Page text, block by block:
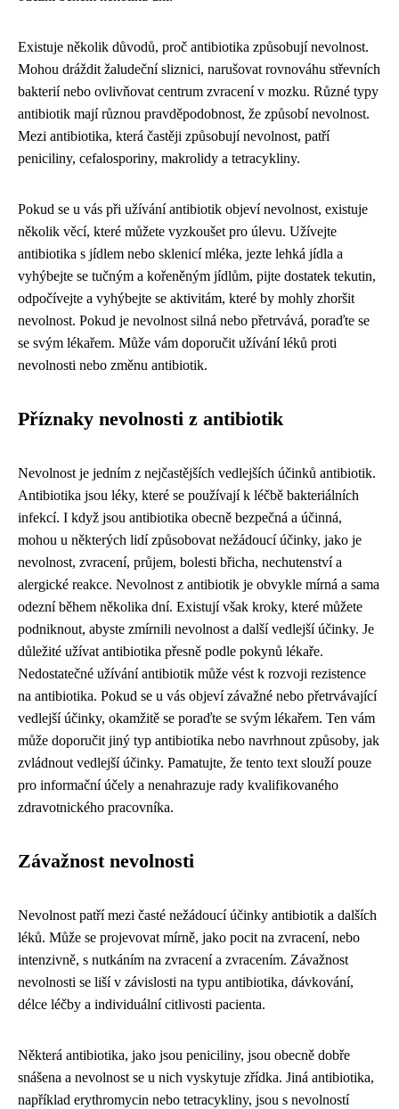
Existuje několik důvodů, proč antibiotika způsobují nevolnost.
Mohou dráždit žaludeční sliznici, narušovat rovnováhu střevních
bakterií nebo ovlivňovat centrum zvracení v mozku. Různé typy
antibiotik mají různou pravděpodobnost, že způsobí nevolnost.
Mezi antibiotika, která častěji způsobují nevolnost, patří
peniciliny, cefalosporiny, makrolidy a tetracykliny.
Pokud se u vás při užívání antibiotik objeví nevolnost, existuje
několik věcí, které můžete vyzkoušet pro úlevu. Užívejte
antibiotika s jídlem nebo sklenicí mléka, jezte lehká jídla a
vyhýbejte se tučným a kořeněným jídlům, pijte dostatek tekutin,
odpočívejte a vyhýbejte se aktivitám, které by mohly zhoršit
nevolnost. Pokud je nevolnost silná nebo přetrvává, poraďte se
se svým lékařem. Může vám doporučit užívání léků proti
nevolnosti nebo změnu antibiotik.
Příznaky nevolnosti z antibiotik
Nevolnost je jedním z nejčastějších vedlejších účinků antibiotik.
Antibiotika jsou léky, které se používají k léčbě bakteriálních
infekcí. I když jsou antibiotika obecně bezpečná a účinná,
mohou u některých lidí způsobovat nežádoucí účinky, jako je
nevolnost, zvracení, průjem, bolesti břicha, nechutenství a
alergické reakce. Nevolnost z antibiotik je obvykle mírná a sama
odezní během několika dní. Existují však kroky, které můžete
podniknout, abyste zmírnili nevolnost a další vedlejší účinky. Je
důležité užívat antibiotika přesně podle pokynů lékaře.
Nedostatečné užívání antibiotik může vést k rozvoji rezistence
na antibiotika. Pokud se u vás objeví závažné nebo přetrvávající
vedlejší účinky, okamžitě se poraďte se svým lékařem. Ten vám
může doporučit jiný typ antibiotika nebo navrhnout způsoby, jak
zvládnout vedlejší účinky. Pamatujte, že tento text slouží pouze
pro informační účely a nenahrazuje rady kvalifikovaného
zdravotnického pracovníka.
Závažnost nevolnosti
Nevolnost patří mezi časté nežádoucí účinky antibiotik a dalších
léků. Může se projevovat mírně, jako pocit na zvracení, nebo
intenzivně, s nutkáním na zvracení a zvracením. Závažnost
nevolnosti se liší v závislosti na typu antibiotika, dávkování,
délce léčby a individuální citlivosti pacienta.
Některá antibiotika, jako jsou peniciliny, jsou obecně dobře
snášena a nevolnost se u nich vyskytuje zřídka. Jiná antibiotika,
například erythromycin nebo tetracykliny, jsou s nevolností